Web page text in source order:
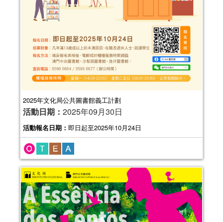
2025年文化局公共圖書館義工計劃
活動日期： 2025年09月30日
活動報名日期： 即日起至2025年10月24日